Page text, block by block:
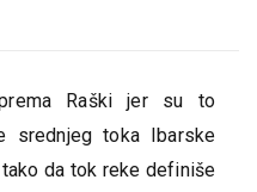
Raški jer su to
srednjeg toka Ibarske
da tok reke definiše